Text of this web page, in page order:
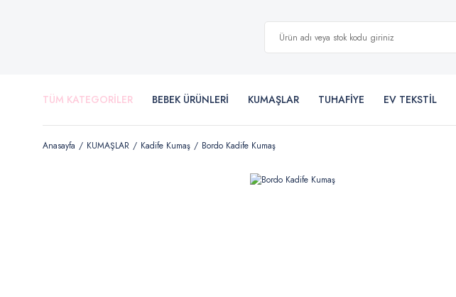
TÜM KATEGORİLER BEBEK ÜRÜNLERİ KUMAŞLAR TUHAFİYE EV TEKSTİL
Anasayfa KUMAŞLAR Kadife Kumaş Bordo Kadife Kumaş